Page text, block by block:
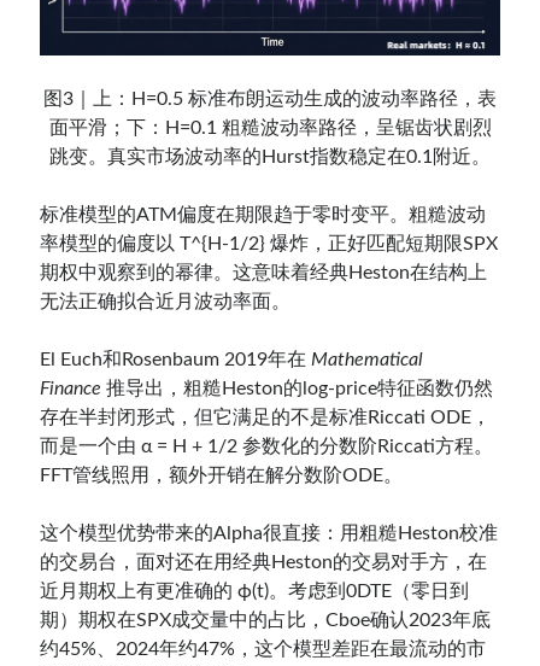
图3｜上：H=0.5 标准布朗运动生成的波动率路径，表
面平滑；下：H=0.1 粗糙波动率路径，呈锯齿状剧烈
跳变。真实市场波动率的Hurst指数稳定在0.1附近。
标准模型的ATM偏度在期限趋于零时变平。粗糙波动
率模型的偏度以 T^{H-1/2} 爆炸，正好匹配短期限SPX
期权中观察到的幂律。这意味着经典Heston在结构上
无法正确拟合近月波动率面。
El Euch和Rosenbaum 2019年在 Mathematical
Finance 推导出，粗糙Heston的log-price特征函数仍然
存在半封闭形式，但它满足的不是标准Riccati ODE，
而是一个由 α = H + 1/2 参数化的分数阶Riccati方程。
FFT管线照用，额外开销在解分数阶ODE。
这个模型优势带来的Alpha很直接：用粗糙Heston校准
的交易台，面对还在用经典Heston的交易对手方，在
近月期权上有更准确的 ϕ(t)。考虑到0DTE（零日到
期）期权在SPX成交量中的占比，Cboe确认2023年底
约45%、2024年约47%，这个模型差距在最流动的市